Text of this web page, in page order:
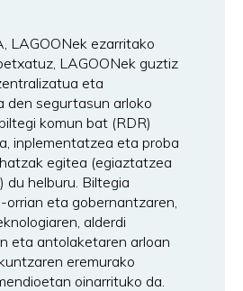
LAGOONek ezarritako
LAGOONek guztiz
eta
den segurtasun arloko
komun bat (RDR)
inplementatzea eta proba
egitea (egiaztatzea
du helburu. Biltegia
orrian eta gobernantzaren,
alderdi
eta antolaketaren arloan
eremurako
oinarrituko da.